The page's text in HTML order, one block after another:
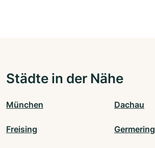
Städte in der Nähe
München Dachau
Freising Germering